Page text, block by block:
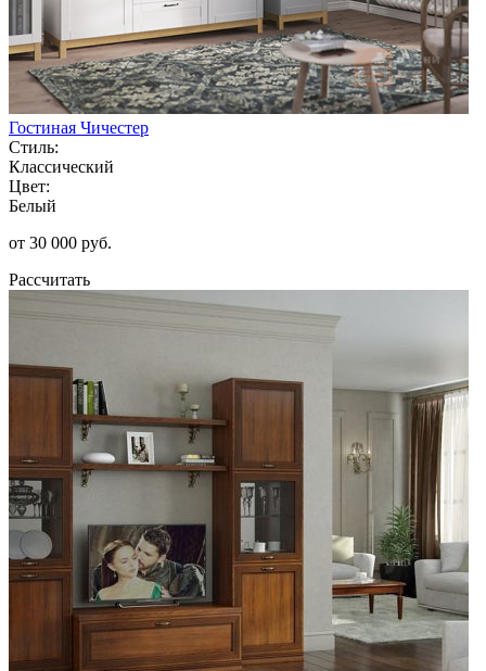
Гостиная Чичестер
Стиль:
Классический
Цвет:
Белый
от 30 000 руб.
Рассчитать